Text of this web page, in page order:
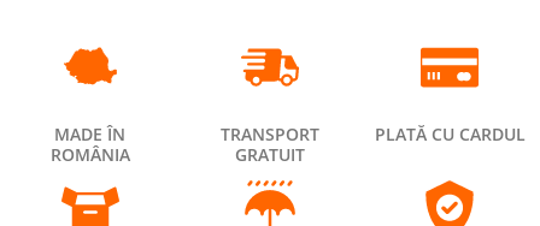
MADE ÎN
ROMÂNIA
TRANSPORT
GRATUIT
PLATĂ CU CARDUL